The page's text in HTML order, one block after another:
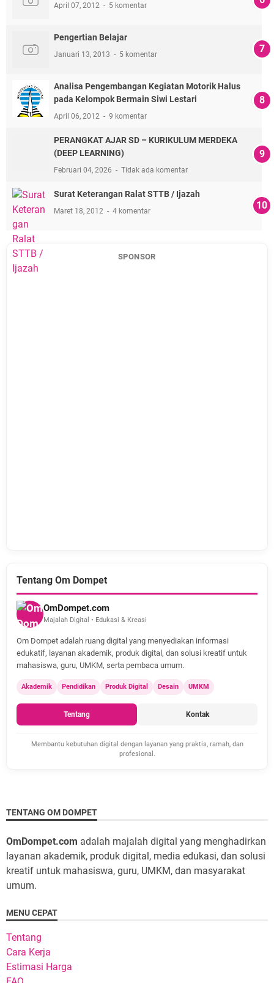
April 07, 2012 5 komentar
Pengertian Belajar
Januari 13, 2013 5 komentar
Analisa Pengembangan Kegiatan Motorik Halus
pada Kelompok Bermain Siwi Lestari
April 06, 2012 9 komentar
PERANGKAT AJAR SD – KURIKULUM MERDEKA
(DEEP LEARNING)
Februari 04, 2026 Tidak ada komentar
Surat Keterangan Ralat STTB / Ijazah
Maret 18, 2012 4 komentar
SPONSOR
Tentang Om Dompet
OmDompet.com
Majalah Digital • Edukasi & Kreasi
Om Dompet adalah ruang digital yang menyediakan informasi
edukatif, layanan akademik, produk digital, dan solusi kreatif untuk
mahasiswa, guru, UMKM, serta pembaca umum.
Akademik Pendidikan Produk Digital Desain UMKM
Tentang Kontak
Membantu kebutuhan digital dengan layanan yang praktis, ramah, dan
profesional.
TENTANG OM DOMPET
OmDompet.com adalah majalah digital yang menghadirkan
layanan akademik, produk digital, media edukasi, dan solusi
kreatif untuk mahasiswa, guru, UMKM, dan masyarakat
umum.
MENU CEPAT
Tentang
Cara Kerja
Estimasi Harga